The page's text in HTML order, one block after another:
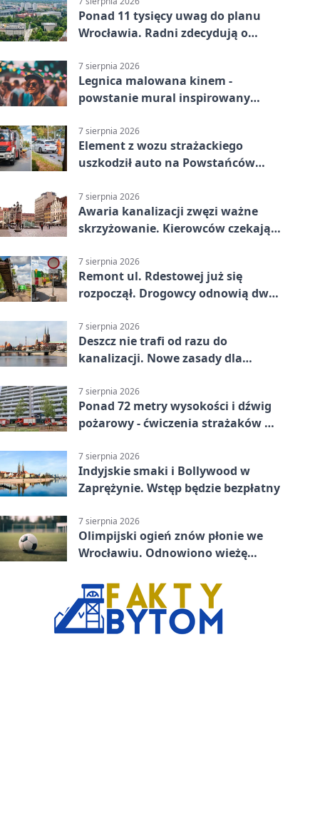
Ponad 11 tysięcy uwag do planu
Wrocławia. Radni zdecydują o
7 sierpnia 2026
Legnica malowana kinem -
powstanie mural inspirowany
7 sierpnia 2026
Element z wozu strażackiego
uszkodził auto na Powstańców
7 sierpnia 2026
Awaria kanalizacji zwęzi ważne
skrzyżowanie. Kierowców czekają
7 sierpnia 2026
Remont ul. Rdestowej już się
rozpoczął. Drogowcy odnowią dwa
7 sierpnia 2026
Deszcz nie trafi od razu do
kanalizacji. Nowe zasady dla
7 sierpnia 2026
Ponad 72 metry wysokości i dźwig
pożarowy - ćwiczenia strażaków we
7 sierpnia 2026
Indyjskie smaki i Bollywood w
Zaprężynie. Wstęp będzie bezpłatny
7 sierpnia 2026
Olimpijski ogień znów płonie we
Wrocławiu. Odnowiono wieżę